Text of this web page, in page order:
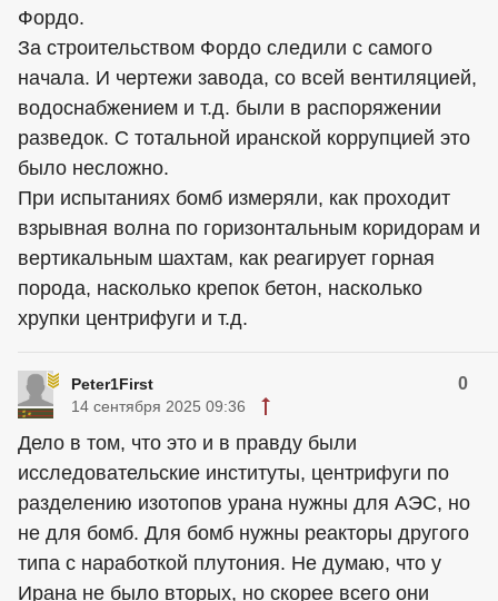
Фордо.
За строительством Фордо следили с самого
начала. И чертежи завода, со всей вентиляцией,
водоснабжением и т.д. были в распоряжении
разведок. С тотальной иранской коррупцией это
было несложно.
При испытаниях бомб измеряли, как проходит
взрывная волна по горизонтальным коридорам и
вертикальным шахтам, как реагирует горная
порода, насколько крепок бетон, насколько
хрупки центрифуги и т.д.
Peter1First 0
14 сентября 2025 09:36
Дело в том, что это и в правду были
исследовательские институты, центрифуги по
разделению изотопов урана нужны для АЭС, но
не для бомб. Для бомб нужны реакторы другого
типа с наработкой плутония. Не думаю, что у
Ирана не было вторых, но скорее всего они